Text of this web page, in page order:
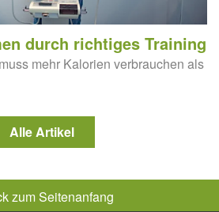
durch richtiges Training
mehr Kalorien verbrauchen als
Alle Artikel
zum Seitenanfang